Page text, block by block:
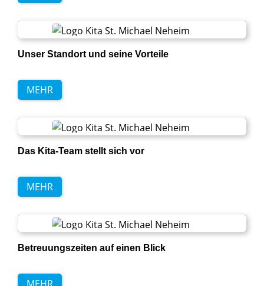
Unser Standort und seine Vorteile
MEHR
Das Kita-Team stellt sich vor
MEHR
Betreuungszeiten auf einen Blick
MEHR